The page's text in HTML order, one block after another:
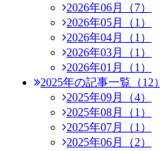
2026年06月（7）
2026年05月（1）
2026年04月（1）
2026年03月（1）
2026年01月（1）
2025年の記事一覧（12）
2025年09月（4）
2025年08月（1）
2025年07月（1）
2025年06月（2）